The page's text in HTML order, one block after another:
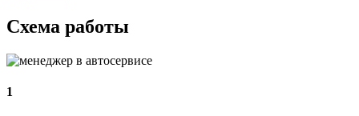
Схема работы
1